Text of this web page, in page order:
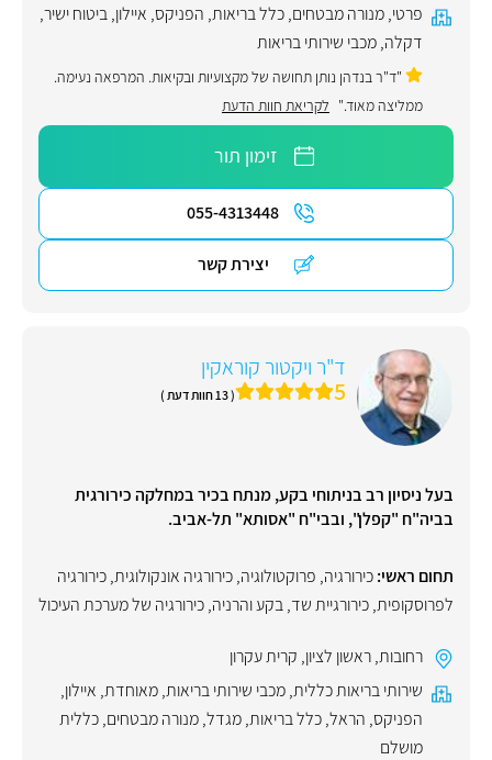
פרטי,מנורה מבטחים,כלל בריאות, הפניקס, איילון,ביטוח ישיר,
דקלה,מכבי שירותי בריאות
"ד"ר בנדהן נותן תחושה של מקצועיות ובקיאות. המרפאה נעימה.
ממליצה מאוד." לקריאת חוות הדעת
זימון תור
055-4313448
יצירת קשר
ד"ר ויקטור קוראקין
5 ( 13 חוות דעת )
בעל ניסיון רב בניתוחי בקע, מנתח בכיר במחלקה כירורגית
בביה"ח "קפלן", ובבי"ח "אסותא" תל-אביב.
תחום ראשי:כירורגיה, פרוקטולוגיה,כירורגיה אונקולוגית,כירורגיה
לפרוסקופית,כירורגיית שד,בקע והרניה,כירורגיה של מערכת העיכול
רחובות,ראשון לציון, קרית עקרון
שירותי בריאות כללית,מכבי שירותי בריאות,מאוחדת, איילון,
הפניקס, הראל,כלל בריאות,מגדל,מנורה מבטחים,כללית
מושלם